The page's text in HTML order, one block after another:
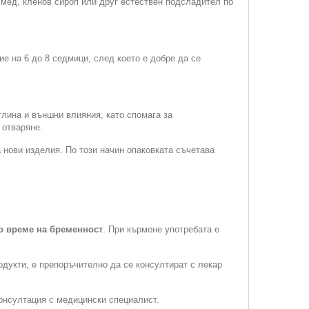
на 6 до 8 седмици, след което е добре да се
и външни влияния, като спомага за
изделия. По този начин опаковката съчетава
време на бременност. При кърмене употребата е
е препоръчително да се консултират с лекар
с медицински специалист.